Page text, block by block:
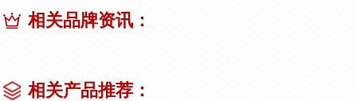
相关品牌资讯：
相关产品推荐：